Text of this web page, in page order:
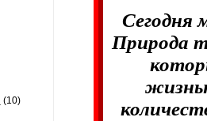
(10)
Сегодня
Природа